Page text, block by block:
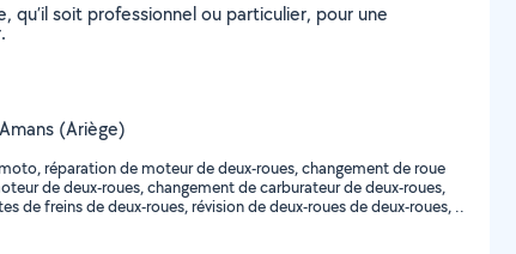
soit professionnel ou particulier, pour une
(Ariège)
réparation de moteur de deux-roues, changement de roue
de deux-roues, changement de carburateur de deux-roues,
de freins de deux-roues, révision de deux-roues de deux-roues, ..